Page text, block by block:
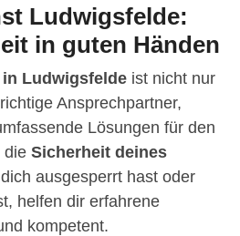
Ludwigsfelde:
in guten Händen
Ludwigsfelde ist nicht nur
Ansprechpartner,
Lösungen für den
die Sicherheit deines
ausgesperrt hast oder
helfen dir erfahrene
kompetent.